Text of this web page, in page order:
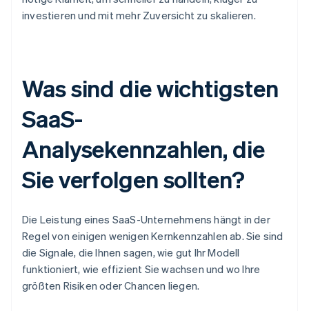
investieren und mit mehr Zuversicht zu skalieren.
Was sind die wichtigsten
SaaS-
Analysekennzahlen, die
Sie verfolgen sollten?
Die Leistung eines SaaS-Unternehmens hängt in der
Regel von einigen wenigen Kernkennzahlen ab. Sie sind
die Signale, die Ihnen sagen, wie gut Ihr Modell
funktioniert, wie effizient Sie wachsen und wo Ihre
größten Risiken oder Chancen liegen.